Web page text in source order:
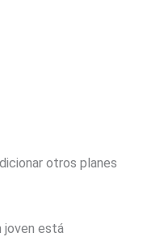
otros planes
joven está